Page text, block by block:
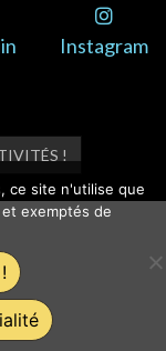
Instagram
!
ce site n'utilise que
exemptés de